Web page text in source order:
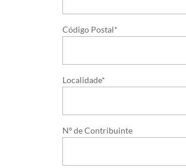
Código Postal*
Localidade*
Nº de Contribuinte